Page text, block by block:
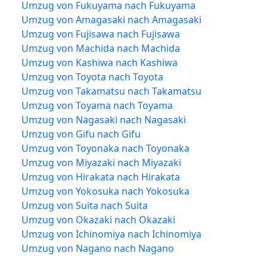
Umzug von Fukuyama nach Fukuyama
Umzug von Amagasaki nach Amagasaki
Umzug von Fujisawa nach Fujisawa
Umzug von Machida nach Machida
Umzug von Kashiwa nach Kashiwa
Umzug von Toyota nach Toyota
Umzug von Takamatsu nach Takamatsu
Umzug von Toyama nach Toyama
Umzug von Nagasaki nach Nagasaki
Umzug von Gifu nach Gifu
Umzug von Toyonaka nach Toyonaka
Umzug von Miyazaki nach Miyazaki
Umzug von Hirakata nach Hirakata
Umzug von Yokosuka nach Yokosuka
Umzug von Suita nach Suita
Umzug von Okazaki nach Okazaki
Umzug von Ichinomiya nach Ichinomiya
Umzug von Nagano nach Nagano